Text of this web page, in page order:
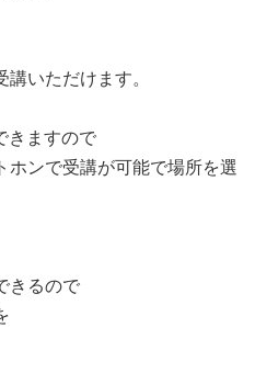
いただけます。
きますので
ホンで受講が可能で場所を選
きるので